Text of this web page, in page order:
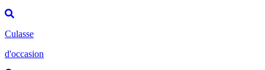
Culasse
d'occasion